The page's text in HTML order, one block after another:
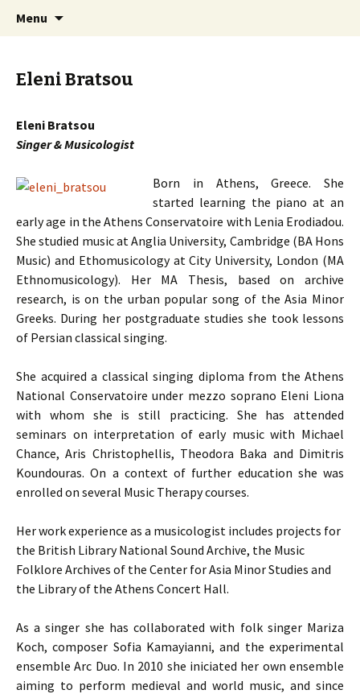
Spiza
An Artistic Society from Athens, Greece
Menu
Eleni Bratsou
Eleni Bratsou
Singer & Musicologist
Born in Athens, Greece. She
started learning the piano at an
early age in the Athens Conservatoire with Lenia Erodiadou.
She studied music at Anglia University, Cambridge (BA Hons
Music) and Ethomusicology at City University, London (MA
Ethnomusicology). Her MA Thesis, based on archive
research, is on the urban popular song of the Asia Minor
Greeks. During her postgraduate studies she took lessons
of Persian classical singing.
She acquired a classical singing diploma from the Athens
National Conservatoire under mezzo soprano Eleni Liona
with whom she is still practicing. She has attended
seminars on interpretation of early music with Michael
Chance, Aris Christophellis, Theodora Baka and Dimitris
Koundouras. On a context of further education she was
enrolled on several Music Therapy courses.
Her work experience as a musicologist includes projects for
the British Library National Sound Archive, the Music
Folklore Archives of the Center for Asia Minor Studies and
the Library of the Athens Concert Hall.
As a singer she has collaborated with folk singer Mariza
Koch, composer Sofia Kamayianni, and the experimental
ensemble Arc Duo. In 2010 she iniciated her own ensemble
aiming to perform medieval and world music, and since